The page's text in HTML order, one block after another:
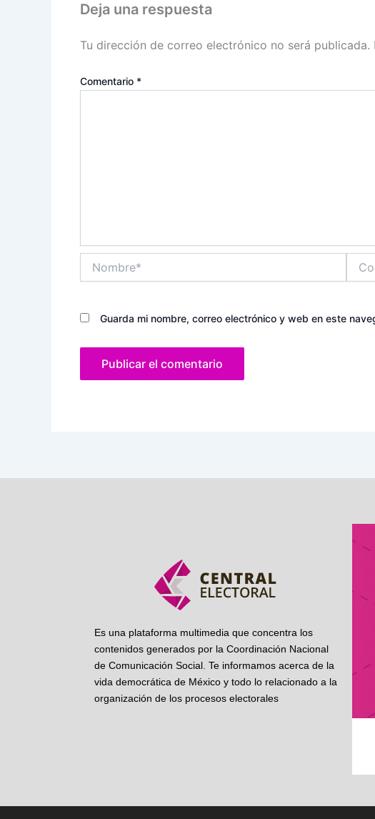
Deja una respuesta
Tu dirección de correo electrónico no será publicada.
Comentario *
Guarda mi nombre, correo electrónico y web en este
Es una plataforma multimedia que concentra los
contenidos generados por la Coordinación Nacional
de Comunicación Social. Te informamos acerca de la
vida democrática de México y todo lo relacionado a la
organización de los procesos electorales